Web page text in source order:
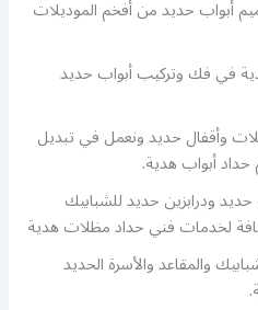
أبواب حديد من أفخم الموديلات
في فك وتركيب أبواب حديد
وأقفال حديد ونعمل في تبديل
حداد أبواب هدية.
ودرابزين حديد للشبابيك
إضافة لخدمات فني حداد مظلات هدية
والمقاعد والأسرة الحديد